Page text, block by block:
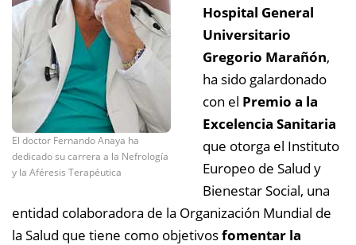
El doctor Fernando Anaya ha
dedicado su carrera a la Nefrología
y la Aféresis Terapéutica
Hospital General
Universitario
Gregorio Marañón,
ha sido galardonado
con el Premio a la
Excelencia Sanitaria
que otorga el Instituto
Europeo de Salud y
Bienestar Social, una
entidad colaboradora de la Organización Mundial de
la Salud que tiene como objetivosfomentar la